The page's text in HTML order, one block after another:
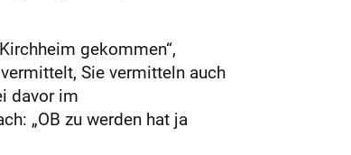
gekommen“,
Sie vermitteln auch
davor im
„OB zu werden hat ja